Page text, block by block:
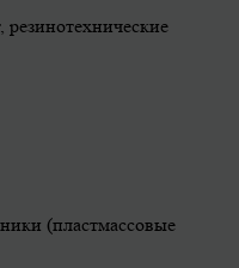
(пластмассовые